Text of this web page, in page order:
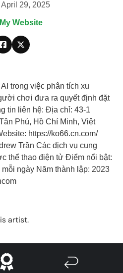
29, 2025
Website
trong việc phân tích xu
chơi đưa ra quyết định đặt
tin liên hệ: Địa chỉ: 43-1
Phú, Hồ Chí Minh, Việt
https://ko66.cn.com/
Trần Các dịch vụ cung
thể thao điện tử Điểm nổi bật:
ngày Năm thành lập: 2023
artist.